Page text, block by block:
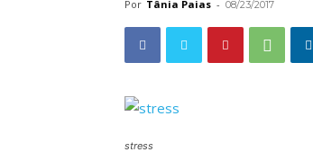
Por Tânia Paias - 08/23/2017
stress